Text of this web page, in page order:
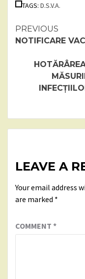
TAGS: D.S.V.A.
Continue
PREVIOUS
NOTIFICARE
LEAVE A
Your email address
are marked *
COMMENT *